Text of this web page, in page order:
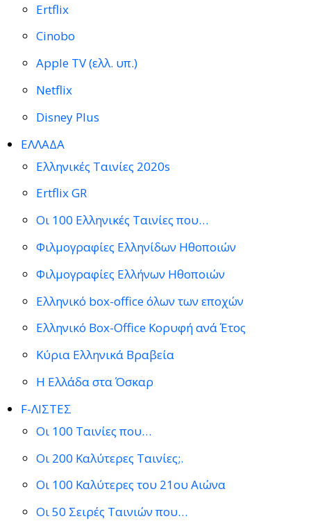
Ertflix
Cinobo
Apple TV (ελλ. υπ.)
Netflix
Disney Plus
ΕΛΛΑΔΑ
Ελληνικές Ταινίες 2020s
Ertflix GR
Οι 100 Ελληνικές Ταινίες που…
Φιλμογραφίες Ελληνίδων Ηθοποιών
Φιλμογραφίες Ελλήνων Ηθοποιών
Ελληνικό box-office όλων των εποχών
Ελληνικό Box-Office Κορυφή ανά Έτος
Κύρια Ελληνικά Βραβεία
Η Ελλάδα στα Όσκαρ
F-ΛΙΣΤΕΣ
Οι 100 Ταινίες που…
Οι 200 Καλύτερες Ταινίες;.
Οι 100 Καλύτερες του 21ου Αιώνα
Οι 50 Σειρές Ταινιών που…